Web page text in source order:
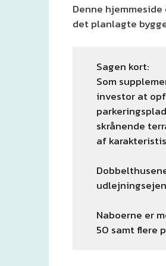
Denne
det planlagte
Sagen kort:
Som
investor at
skrånende
af
Naboerne er
50 samt flere